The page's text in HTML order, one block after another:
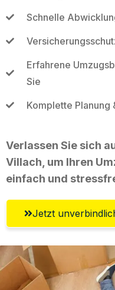
Schnelle
Erfahrene
Sie
Komplette
Verlassen Sie sich
Villach, um Ihren
einfach und
Jetzt